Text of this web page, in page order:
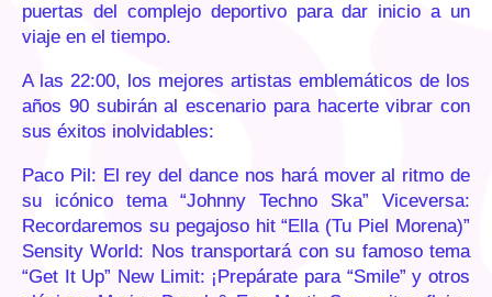
puertas del complejo deportivo para dar inicio a un
viaje en el tiempo.
A las 22:00, los mejores artistas emblemáticos de los
años 90 subirán al escenario para hacerte vibrar con
sus éxitos inolvidables:
Paco Pil: El rey del dance nos hará mover al ritmo de
su icónico tema “Johnny Techno Ska” Viceversa:
Recordaremos su pegajoso hit “Ella (Tu Piel Morena)”
Sensity World: Nos transportará con su famoso tema
“Get It Up” New Limit: ¡Prepárate para “Smile” y otros